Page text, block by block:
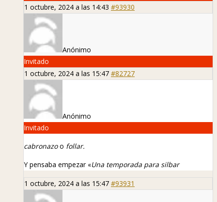
1 octubre, 2024 a las 14:43 #93930
Anónimo
Invitado
1 octubre, 2024 a las 15:47 #82727
Anónimo
Invitado
cabronazoo follar.
Y pensaba empezar «Una temporada para silbar
1 octubre, 2024 a las 15:47 #93931